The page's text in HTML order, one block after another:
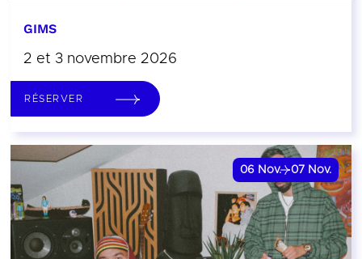
GIMS
2 et 3 novembre 2026
RÉSERVER
06 Nov. 07 Nov.